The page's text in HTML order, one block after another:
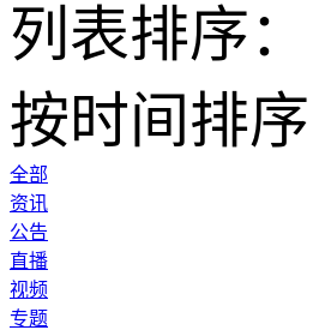
列表排序：
按时间排序
全部
资讯
公告
直播
视频
专题